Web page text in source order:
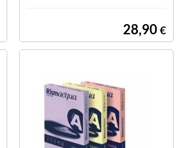
28,90€